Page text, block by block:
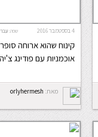
4 בספטמבר 2016 שפה:
קינוח שהוא ארוחה
אוכמניות עם פודינג
מאת: orlyhermesh